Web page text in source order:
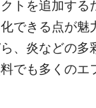
トを追加する
できる点が魅
、炎などの多
でも多くのエ